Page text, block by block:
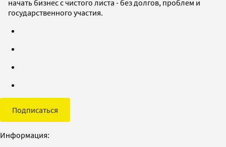
начать бизнес с чистого листа - без долгов, проблем и
государственного участия.
Подписаться
Информация: